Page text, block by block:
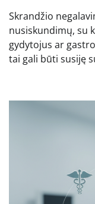
Skrandžio
nusiskundimų, su
gydytojus ar
tai gali būti susiję